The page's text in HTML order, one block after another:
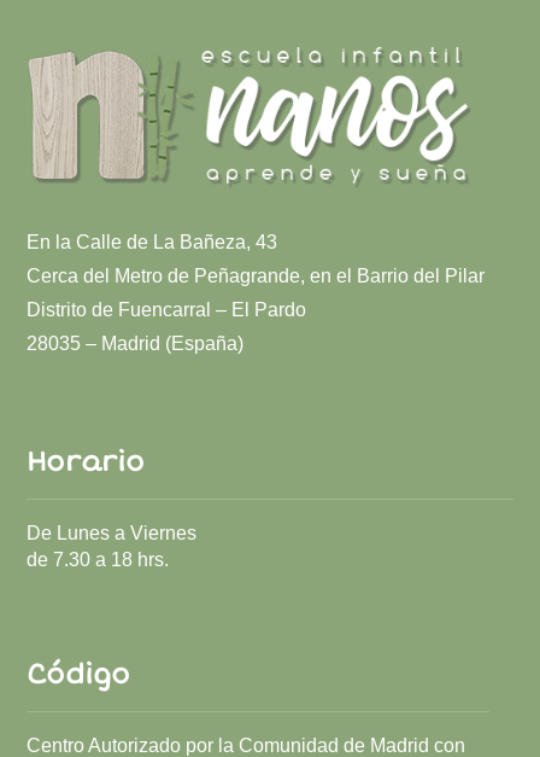
En la Calle de La Bañeza, 43
Cerca del Metro de Peñagrande, en el Barrio del Pilar
Distrito de Fuencarral – El Pardo
28035 – Madrid (España)
Horario
De Lunes a Viernes
de 7.30 a 18 hrs.
Código
Centro Autorizado por la Comunidad de Madrid con